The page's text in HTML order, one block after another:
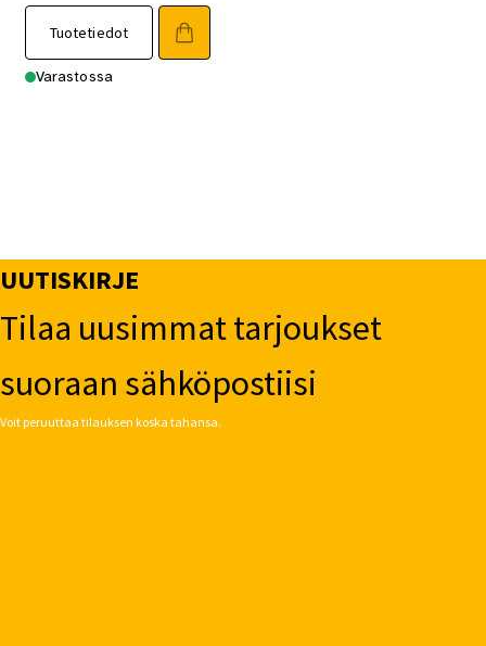
Tuotetiedot
Varastossa
UUTISKIRJE
Tilaa uusimmat tarjoukset
suoraan sähköpostiisi
Voit peruuttaa tilauksen koska tahansa.